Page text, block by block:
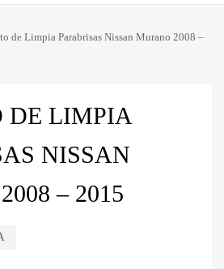
de Limpia Parabrisas Nissan Murano 2008 –
DE LIMPIA
NISSAN
– 2015